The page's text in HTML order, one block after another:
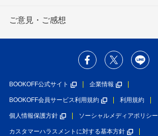
ご意見・ご感想
BOOKOFF公式サイト 企業情報
BOOKOFF会員サービス利用規約 利用規約
個人情報保護方針 ソーシャルメディアポリシー
カスタマーハラスメントに対する基本方針